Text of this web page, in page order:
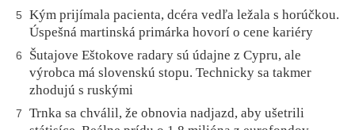
5
Kým prijímala pacienta, dcéra vedľa ležala s horúčkou.
Úspešná martinská primárka hovorí o cene kariéry
6
Šutajove Eštokove radary sú údajne z Cypru, ale
výrobca má slovenskú stopu. Technicky sa takmer
zhodujú s ruskými
7
Trnka sa chválil, že obnovia nadjazd, aby ušetrili